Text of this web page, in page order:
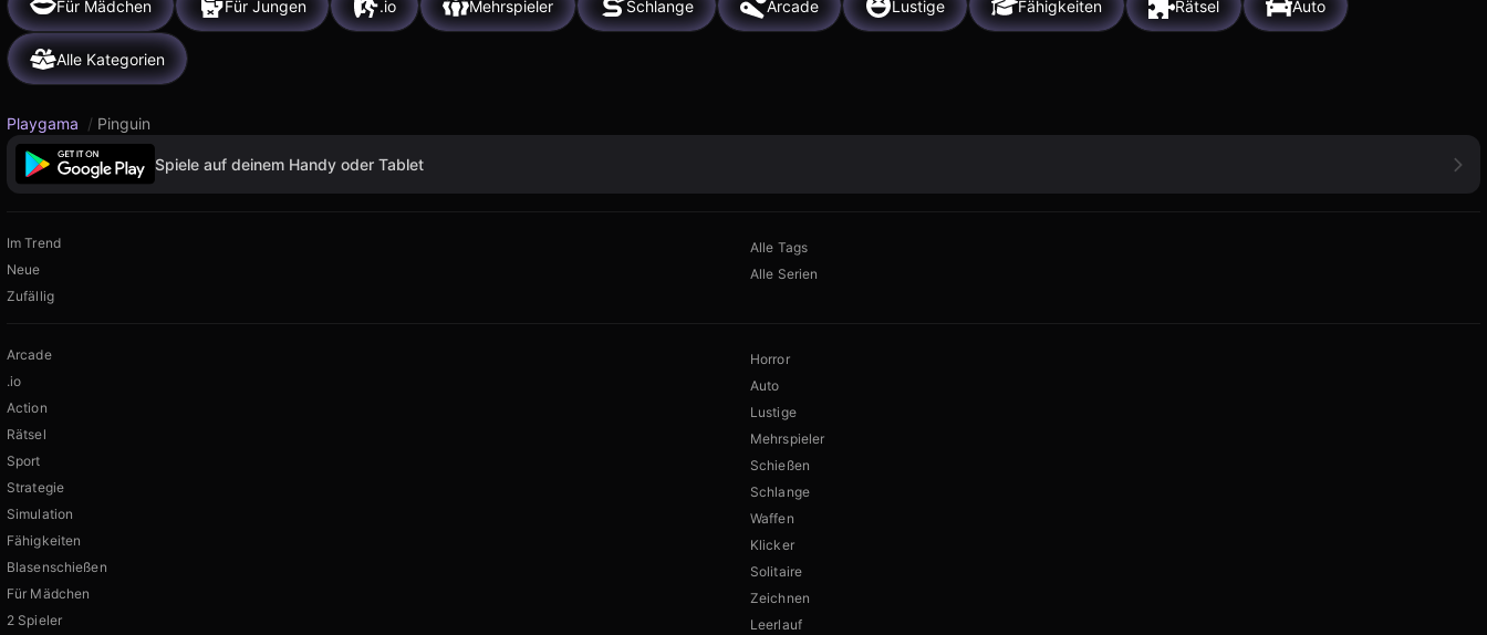
Für Mädchen Für Jungen .io Mehrspieler Schlange Arcade Lustige Fähigkeiten Rätsel Auto
Alle Kategorien
Playgama / Pinguin
Spiele auf deinem Handy oder Tablet
Im Trend
Neue
Zufällig
Alle Tags
Alle Serien
Arcade
.io
Action
Rätsel
Sport
Strategie
Simulation
Fähigkeiten
Blasenschießen
Für Mädchen
2 Spieler
Horror
Auto
Lustige
Mehrspieler
Schießen
Schlange
Waffen
Klicker
Solitaire
Zeichnen
Leerlauf